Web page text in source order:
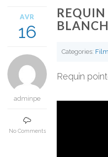
AVR
16
adminpe
No Comments
Categories:
Requin